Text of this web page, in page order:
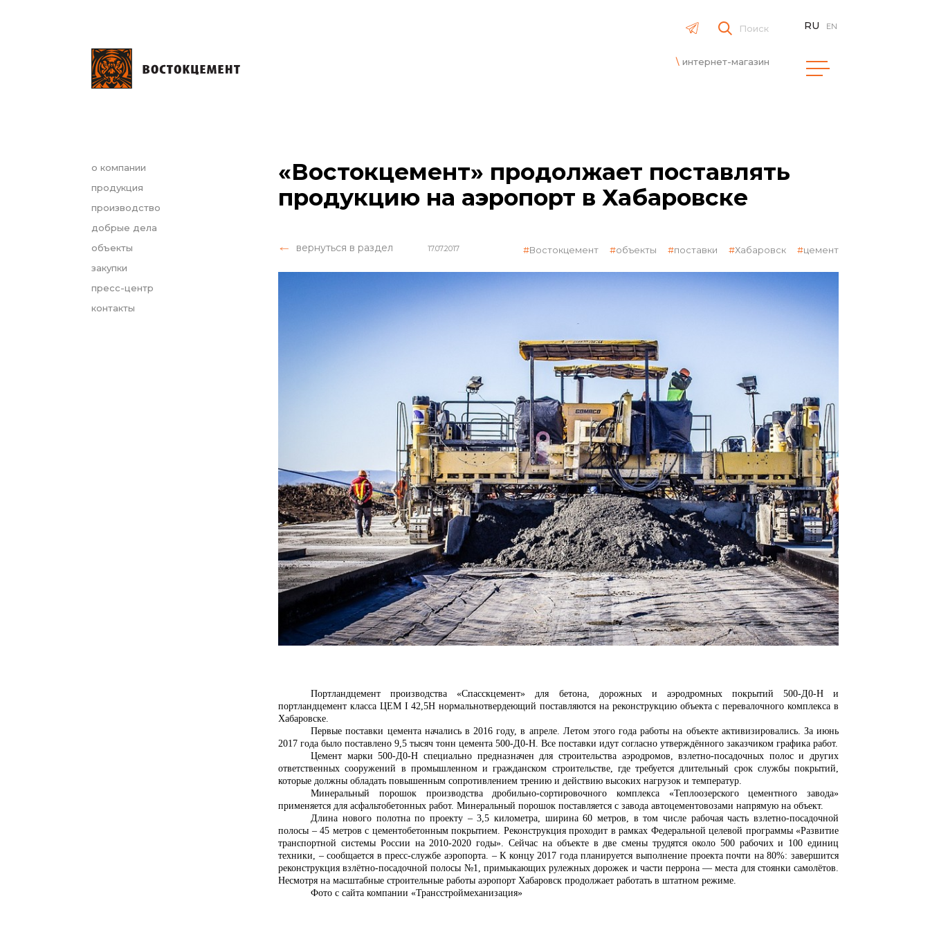
Поиск
интернет-магазин
RU EN
о компании
продукция
производство
добрые дела
объекты
закупки
пресс-центр
контакты
«Востокцемент» продолжает поставлять
продукцию на аэропорт в Хабаровске
вернуться в раздел 17.07.2017 Востокцемент объекты поставки Хабаровск цемент
Портландцемент производства «Спасскцемент» для бетона, дорожных и аэродромных покрытий 500-Д0-Н и
портландцемент класса ЦЕМ I 42,5Н нормальнотвердеющий поставляются на реконструкцию объекта с перевалочного комплекса в
Хабаровске.
Первые поставки цемента начались в 2016 году, в апреле. Летом этого года работы на объекте активизировались. За июнь
2017 года было поставлено 9,5 тысяч тонн цемента 500-Д0-Н. Все поставки идут согласно утверждённого заказчиком графика работ.
Цемент марки 500-Д0-Н специально предназначен для строительства аэродромов, взлетно-посадочных полос и других
ответственных сооружений в промышленном и гражданском строительстве, где требуется длительный срок службы покрытий,
которые должны обладать повышенным сопротивлением трению и действию высоких нагрузок и температур.
Минеральный порошок производства дробильно-сортировочного комплекса «Теплоозерского цементного завода»
применяется для асфальтобетонных работ. Минеральный порошок поставляется с завода автоцементовозами напрямую на объект.
Длина нового полотна по проекту – 3,5 километра, ширина 60 метров, в том числе рабочая часть взлетно-посадочной
полосы – 45 метров с цементобетонным покрытием. Реконструкция проходит в рамках Федеральной целевой программы «Развитие
транспортной системы России на 2010-2020 годы». Сейчас на объекте в две смены трудятся около 500 рабочих и 100 единиц
техники, – сообщается в пресс-службе аэропорта. – К концу 2017 года планируется выполнение проекта почти на 80%: завершится
реконструкция взлётно-посадочной полосы №1, примыкающих рулежных дорожек и части перрона — места для стоянки самолётов.
Несмотря на масштабные строительные работы аэропорт Хабаровск продолжает работать в штатном режиме.
Фото с сайта компании «Трансстроймеханизация»